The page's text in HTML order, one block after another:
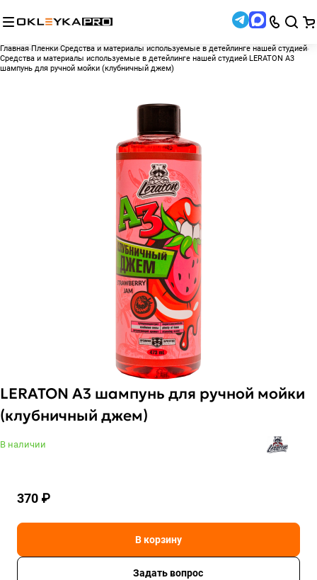
Главная Пленки Средства и материалы используемые в детейлинге нашей студией
Средства и материалы используемые в детейлинге нашей студией LERATON A3
шампунь для ручной мойки (клубничный джем)
LERATON A3 шампунь для ручной мойки
(клубничный джем)
В наличии
370 ₽
В корзину
Задать вопрос